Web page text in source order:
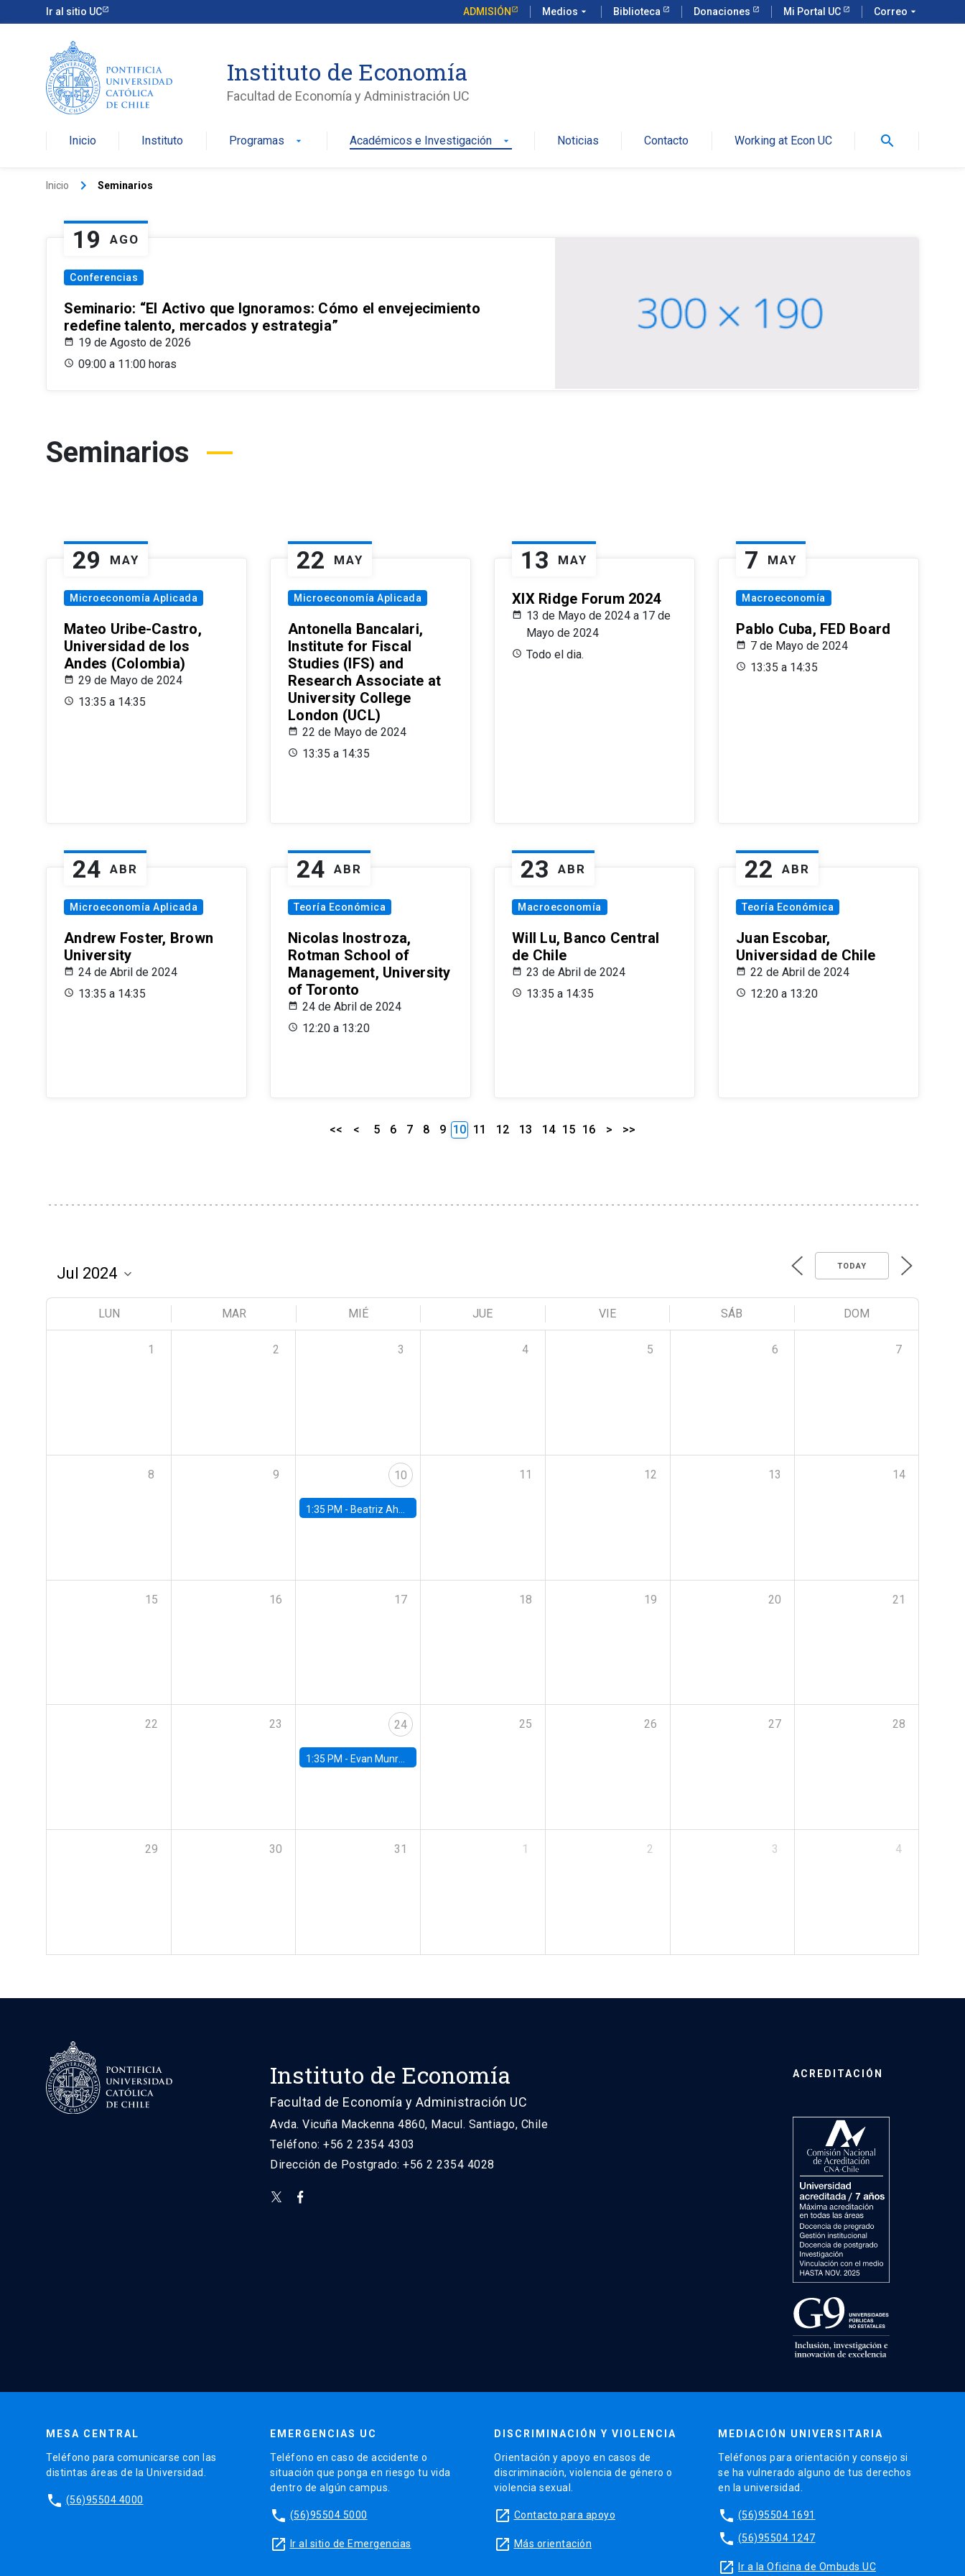
Ir al sitio UC ADMISIÓN Medios arrow_drop_down Biblioteca Donaciones Mi Portal UC Correo arrow_drop_down
Instituto de Economía
Facultad de Economía y Administración UC
Inicio Instituto Programas arrow_drop_down Académicos e Investigación arrow_drop_down Noticias Contacto Working at Econ UC search
Inicio keyboard_arrow_right Seminarios
19 AGO
Conferencias
Seminario: “El Activo que Ignoramos: Cómo el envejecimiento
redefine talento, mercados y estrategia”
19 de Agosto de 2026
09:00 a 11:00 horas
Seminarios
29 MAY
Microeconomía Aplicada
Mateo Uribe-Castro,
Universidad de los
Andes (Colombia)
29 de Mayo de 2024
13:35 a 14:35
22 MAY
Microeconomía Aplicada
Antonella Bancalari,
Institute for Fiscal
Studies (IFS) and
Research Associate at
University College
London (UCL)
22 de Mayo de 2024
13:35 a 14:35
13 MAY
XIX Ridge Forum 2024
13 de Mayo de 2024 a 17 de
Mayo de 2024
Todo el dia.
7 MAY
Macroeconomía
Pablo Cuba, FED Board
7 de Mayo de 2024
13:35 a 14:35
24 ABR
Microeconomía Aplicada
Andrew Foster, Brown
University
24 de Abril de 2024
13:35 a 14:35
24 ABR
Teoría Económica
Nicolas Inostroza,
Rotman School of
Management, University
of Toronto
24 de Abril de 2024
12:20 a 13:20
23 ABR
Macroeconomía
Will Lu, Banco Central
de Chile
23 de Abril de 2024
13:35 a 14:35
22 ABR
Teoría Económica
Juan Escobar,
Universidad de Chile
22 de Abril de 2024
12:20 a 13:20
<< < 5 6 7 8 9 10 11 12 13 14 15 16 > >>
TODAY
LUN MAR MIÉ JUE VIE SÁB DOM
1 2 3 4 5 6 7
8 9 10
1:35 PM - Beatriz Ahumada, PhD candidate, Universidad de Pittsburgh
11 12 13 14
15 16 17 18 19 20 21
22 23 24
1:35 PM - Evan Munro, Neyman Visiting Assistant Professor in the Department of Statistics at UC Berkeley
25 26 27 28
29 30 31 1 2 3 4
Instituto de Economía
Facultad de Economía y Administración UC
Avda. Vicuña Mackenna 4860, Macul. Santiago, Chile
Teléfono: +56 2 2354 4303
Dirección de Postgrado: +56 2 2354 4028
ACREDITACIÓN
MESA CENTRAL
Teléfono para comunicarse con las
distintas áreas de la Universidad.
phone (56)95504 4000
EMERGENCIAS UC
Teléfono en caso de accidente o
situación que ponga en riesgo tu vida
dentro de algún campus.
phone (56)95504 5000
launch Ir al sitio de Emergencias
DISCRIMINACIÓN Y VIOLENCIA
Orientación y apoyo en casos de
discriminación, violencia de género o
violencia sexual.
launch Contacto para apoyo
launch Más orientación
MEDIACIÓN UNIVERSITARIA
Teléfonos para orientación y consejo si
se ha vulnerado alguno de tus derechos
en la universidad.
phone (56)95504 1691
phone (56)95504 1247
launch Ir a la Oficina de Ombuds UC